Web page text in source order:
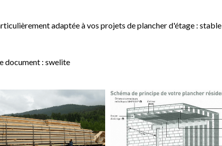
adaptée à vos projets de plancher d'étage : stable
document : swelite